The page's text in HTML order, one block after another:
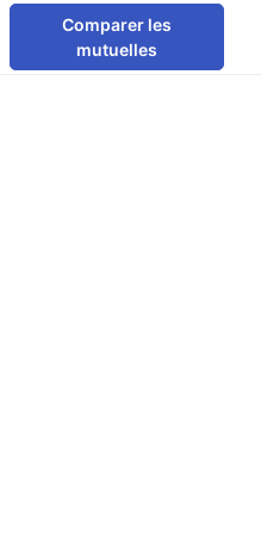
Comparer les
mutuelles
mutuelles